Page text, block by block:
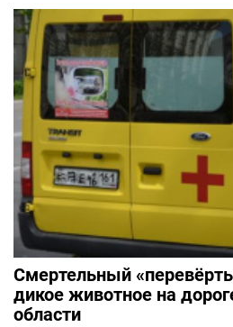
Смертельный
дикое животное на
области